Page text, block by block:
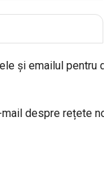
și emailul pentru
despre rețete